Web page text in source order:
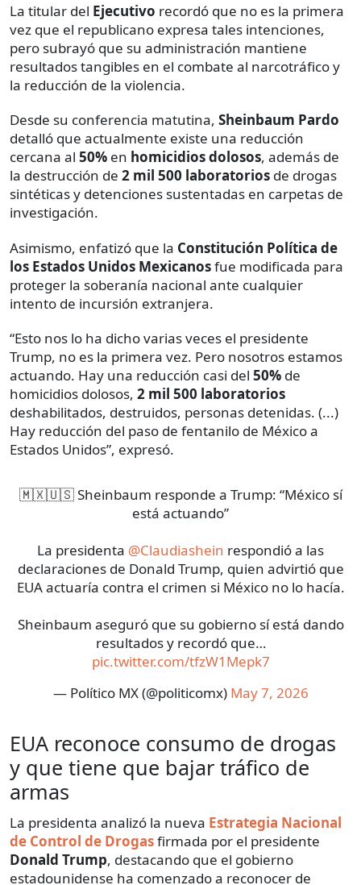
La titular del Ejecutivo recordó que no es la primera
vez que el republicano expresa tales intenciones,
pero subrayó que su administración mantiene
resultados tangibles en el combate al narcotráfico y
la reducción de la violencia.
Desde su conferencia matutina, Sheinbaum Pardo
detalló que actualmente existe una reducción
cercana al 50% en homicidios dolosos, además de
la destrucción de 2 mil 500 laboratorios de drogas
sintéticas y detenciones sustentadas en carpetas de
investigación.
Asimismo, enfatizó que la Constitución Política de
los Estados Unidos Mexicanosfue modificada para
proteger la soberanía nacional ante cualquier
intento de incursión extranjera.
“Esto nos lo ha dicho varias veces el presidente
Trump, no es la primera vez. Pero nosotros estamos
actuando. Hay una reducción casi del 50% de
homicidios dolosos, 2 mil 500 laboratorios
deshabilitados, destruidos, personas detenidas. (...)
Hay reducción del paso de fentanilo de México a
Estados Unidos”, expresó.
🇲🇽🇺🇸 Sheinbaum responde a Trump: “México sí
está actuando”
La presidenta @Claudiashein respondió a las
declaraciones de Donald Trump, quien advirtió que
EUA actuaría contra el crimen si México no lo hacía.
Sheinbaum aseguró que su gobierno sí está dando
resultados y recordó que…
pic.twitter.com/tfzW1Mepk7
— Político MX (@politicomx) May 7, 2026
EUA reconoce consumo de drogas
y que tiene que bajar tráfico de
armas
La presidenta analizó la nueva Estrategia Nacional
de Control de Drogasfirmada por el presidente
Donald Trump, destacando que el gobierno
estadounidense ha comenzado a reconocer de